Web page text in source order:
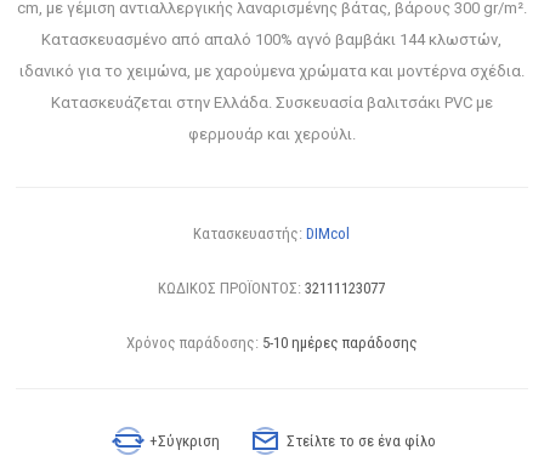
cm, με γέμιση αντιαλλεργικής λαναρισμένης βάτας, βάρους 300 gr/m².
Κατασκευασμένο από απαλό 100% αγνό βαμβάκι 144 κλωστών,
ιδανικό για το χειμώνα, με χαρούμενα χρώματα και μοντέρνα σχέδια.
Κατασκευάζεται στην Ελλάδα. Συσκευασία βαλιτσάκι PVC με
φερμουάρ και χερούλι.
Κατασκευαστής: DIMcol
ΚΩΔΙΚΟΣ ΠΡΟΪΟΝΤΟΣ: 32111123077
Χρόνος παράδοσης: 5-10 ημέρες παράδοσης
+Σύγκριση Στείλτε το σε ένα φίλο